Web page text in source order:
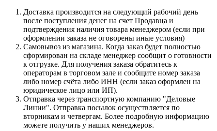
Доставка производится на следующий рабочий день
после поступления денег на счет Продавца и
подтверждения наличия товара менеджером (если при
оформлении заказа не оговорены иные условия)
Самовывоз из магазина. Когда заказ будет полностью
сформирован на складе менеджер сообщит о готовности
к отгрузке. Для получения заказа обратитесь к
операторам в торговом зале и сообщите номер заказа
либо номер счёта либо ИНН (если заказ оформлен на
юридическое лицо или ИП).
Отправка через транспортную компанию "Деловые
Линии". Отправка посылок осуществляется по
вторникам и четвергам. Более подробную информацию
можете получить у наших менеджеров.